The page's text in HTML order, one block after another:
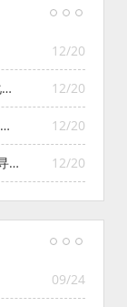
12/20
12/20
12/20
12/20
找
09/24